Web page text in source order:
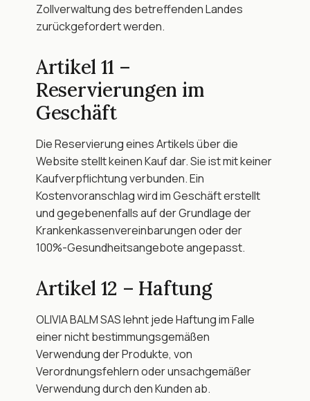
Zollverwaltung des betreffenden Landes
zurückgefordert werden.
Artikel 11 –
Reservierungen im
Geschäft
Die Reservierung eines Artikels über die
Website stellt keinen Kauf dar. Sie ist mit keiner
Kaufverpflichtung verbunden. Ein
Kostenvoranschlag wird im Geschäft erstellt
und gegebenenfalls auf der Grundlage der
Krankenkassenvereinbarungen oder der
100%-Gesundheitsangebote angepasst.
Artikel 12 – Haftung
OLIVIA BALM SAS lehnt jede Haftung im Falle
einer nicht bestimmungsgemäßen
Verwendung der Produkte, von
Verordnungsfehlern oder unsachgemäßer
Verwendung durch den Kunden ab.